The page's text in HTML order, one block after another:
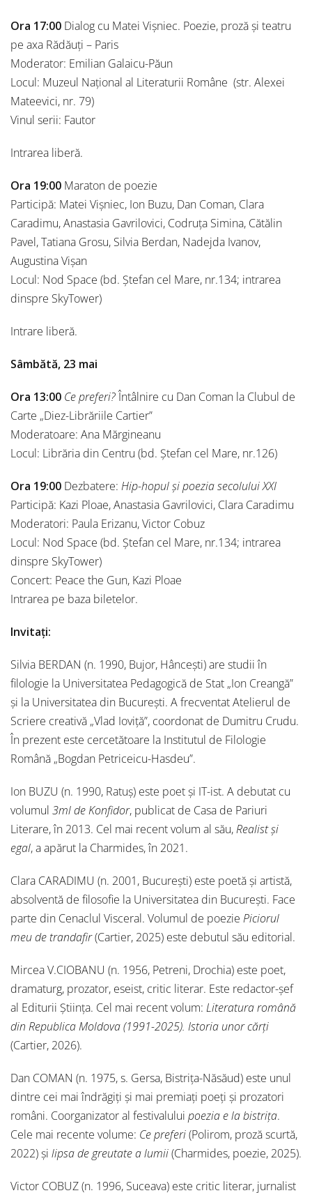
Ora 17:00 Dialog cu Matei Vișniec. Poezie, proză și teatru
pe axa Rădăuți – Paris
Moderator: Emilian Galaicu-Păun
Locul: Muzeul Național al Literaturii Române (str. Alexei
Mateevici, nr. 79)
Vinul serii: Fautor
Intrarea liberă.
Ora 19:00 Maraton de poezie
Participă: Matei Vișniec, Ion Buzu, Dan Coman, Clara
Caradimu, Anastasia Gavrilovici, Codruța Simina, Cătălin
Pavel, Tatiana Grosu, Silvia Berdan, Nadejda Ivanov,
Augustina Vișan
Locul: Nod Space (bd. Ștefan cel Mare, nr.134; intrarea
dinspre SkyTower)
Intrare liberă.
Sâmbătă, 23 mai
Ora 13:00 Ce preferi?Întâlnire cu Dan Coman la Clubul de
Carte „Diez-Librăriile Cartier”
Moderatoare: Ana Mărgineanu
Locul: Librăria din Centru (bd. Ștefan cel Mare, nr.126)
Ora 19:00 Dezbatere: Hip-hopul și poezia secolului XXI
Participă: Kazi Ploae, Anastasia Gavrilovici, Clara Caradimu
Moderatori: Paula Erizanu, Victor Cobuz
Locul: Nod Space (bd. Ștefan cel Mare, nr.134; intrarea
dinspre SkyTower)
Concert: Peace the Gun, Kazi Ploae
Intrarea pe baza biletelor.
Invitați:
Silvia BERDAN (n. 1990, Bujor, Hâncești) are studii în
filologie la Universitatea Pedagogică de Stat „Ion Creangă”
și la Universitatea din București. A frecventat Atelierul de
Scriere creativă „Vlad Ioviță”, coordonat de Dumitru Crudu.
În prezent este cercetătoare la Institutul de Filologie
Română „Bogdan Petriceicu-Hasdeu”.
Ion BUZU (n. 1990, Ratuș) este poet și IT-ist. A debutat cu
volumul 3ml de Konfidor, publicat de Casa de Pariuri
Literare, în 2013. Cel mai recent volum al său,Realist și
egal, a apărut la Charmides, în 2021.
Clara CARADIMU (n. 2001, București) este poetă și artistă,
absolventă de filosofie la Universitatea din București. Face
parte din Cenaclul Visceral. Volumul de poezie Piciorul
meu de trandafir(Cartier, 2025) este debutul său editorial.
Mircea V.CIOBANU (n. 1956, Petreni, Drochia) este poet,
dramaturg, prozator, eseist, critic literar. Este redactor-șef
al Editurii Știința. Cel mai recent volum: Literatura română
din Republica Moldova (1991-2025). Istoria unor cărți
(Cartier, 2026).
Dan COMAN (n. 1975, s. Gersa, Bistrița-Năsăud) este unul
dintre cei mai îndrăgiți și mai premiați poeți și prozatori
români. Coorganizator al festivalului poezia e la bistrița.
Cele mai recente volume: Ce preferi(Polirom, proză scurtă,
2022) și lipsa de greutate a lumii(Charmides, poezie, 2025).
Victor COBUZ (n. 1996, Suceava) este critic literar, jurnalist